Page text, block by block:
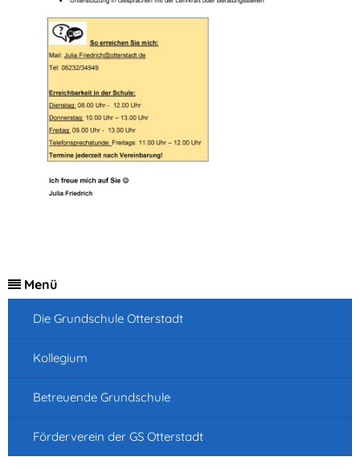
Menü
Die Grundschule Otterstadt
Kollegium
Betreuende Grundschule
Förderverein der GS Otterstadt